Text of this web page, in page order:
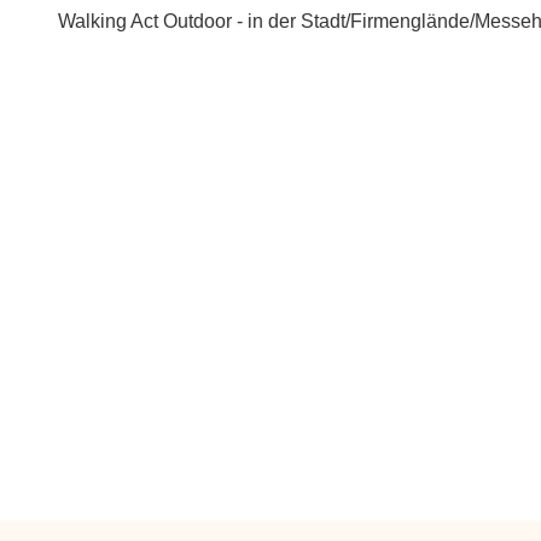
Walking Act Outdoor - in der Stadt/Firmenglände/